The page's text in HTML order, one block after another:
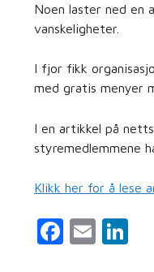
Noen laster ned en
vanskeligheter.
I fjor fikk
med gratis menyer
I en artikkel på
styremedlemmene
Klikk her for å lese
F
E